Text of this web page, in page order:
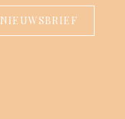
NIEUWSBRIEF